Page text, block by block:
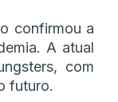
confirmou a
A atual
com
futuro.